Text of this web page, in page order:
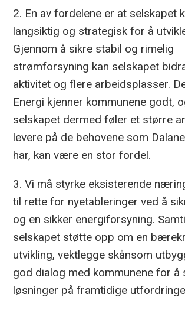
2. En av fordelene er at selskapet
langsiktig og strategisk for å
Gjennom å sikre stabil og rimelig
strømforsyning kan selskapet
aktivitet og flere arbeidsplasser.
Energi kjenner kommunene godt,
selskapet dermed føler et større
levere på de behovene som
har, kan være en stor fordel.
3. Vi må styrke eksisterende
til rette for nyetableringer ved å
og en sikker energiforsyning.
selskapet støtte opp om en
utvikling, vektlegge skånsom
god dialog med kommunene for å
løsninger på framtidige